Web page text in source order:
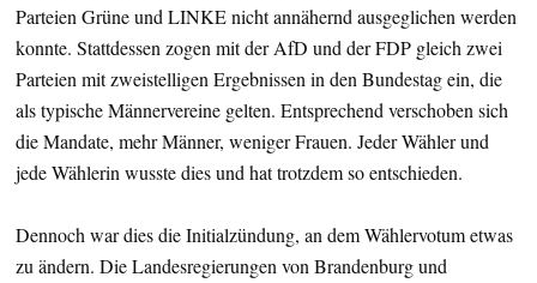
Parteien Grüne und LINKE nicht annähernd ausgeglichen werden
konnte. Stattdessen zogen mit der AfD und der FDP gleich zwei
Parteien mit zweistelligen Ergebnissen in den Bundestag ein, die
als typische Männervereine gelten. Entsprechend verschoben sich
die Mandate, mehr Männer, weniger Frauen. Jeder Wähler und
jede Wählerin wusste dies und hat trotzdem so entschieden.
Dennoch war dies die Initialzündung, an dem Wählervotum etwas
zu ändern. Die Landesregierungen von Brandenburg und